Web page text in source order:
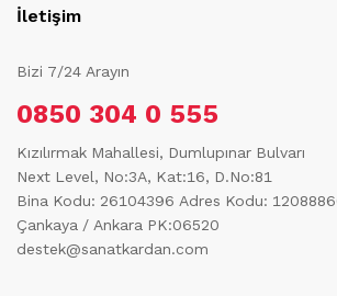
İletişim
Bizi 7/24 Arayın
0850 304 0 555
Kızılırmak Mahallesi, Dumlupınar Bulvarı
Next Level, No:3A, Kat:16, D.No:81
Bina Kodu: 26104396 Adres Kodu:
Çankaya / Ankara PK:06520
destek@sanatkardan.com